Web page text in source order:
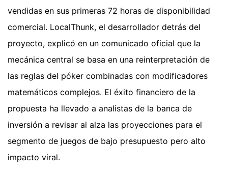
vendidas en sus primeras 72 horas de disponibilidad
comercial. LocalThunk, el desarrollador detrás del
proyecto, explicó en un comunicado oficial que la
mecánica central se basa en una reinterpretación de
las reglas del póker combinadas con modificadores
matemáticos complejos. El éxito financiero de la
propuesta ha llevado a analistas de la banca de
inversión a revisar al alza las proyecciones para el
segmento de juegos de bajo presupuesto pero alto
impacto viral.